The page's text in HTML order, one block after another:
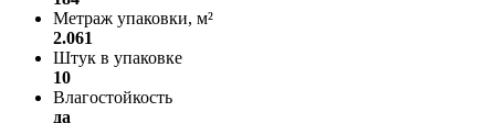
Метраж упаковки, м²
2.061
Штук в упаковке
10
Влагостойкость
да